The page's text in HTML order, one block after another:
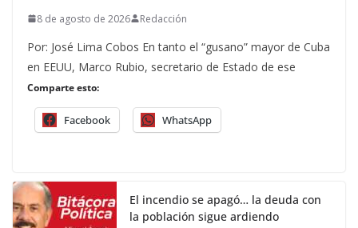
8 de agosto de 2026 Redacción
Por: José Lima Cobos En tanto el “gusano” mayor de Cuba
en EEUU, Marco Rubio, secretario de Estado de ese
Comparte esto:
Facebook WhatsApp
El incendio se apagó… la deuda con
la población sigue ardiendo